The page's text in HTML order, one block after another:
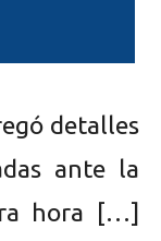
detalles
ante la
hora […]